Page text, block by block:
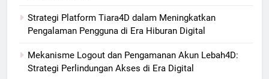
Strategi Platform Tiara4D dalam Meningkatkan
Pengalaman Pengguna di Era Hiburan Digital
Mekanisme Logout dan Pengamanan Akun Lebah4D:
Strategi Perlindungan Akses di Era Digital